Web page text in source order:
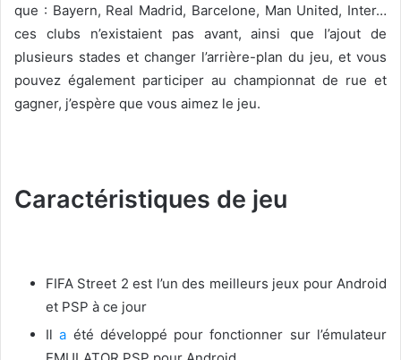
que : Bayern, Real Madrid, Barcelone, Man United, Inter…
ces clubs n’existaient pas avant, ainsi que l’ajout de
plusieurs stades et changer l’arrière-plan du jeu, et vous
pouvez également participer au championnat de rue et
gagner, j’espère que vous aimez le jeu.
Caractéristiques de jeu
FIFA Street 2 est l’un des meilleurs jeux pour Android
et PSP à ce jour
Ila été développé pour fonctionner sur l’émulateur